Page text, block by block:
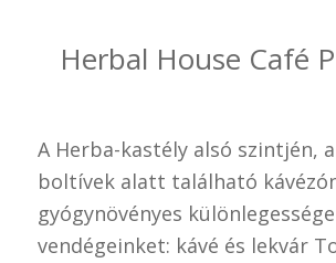
Herbal House Café
A Herba-kastély alsó szintjén,
boltívek alatt található
gyógynövényes
vendégeinket: kávé és lekvár